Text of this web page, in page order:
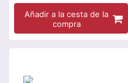
Añadir a la cesta de la
compra